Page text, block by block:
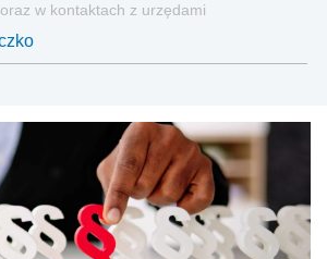
w kontaktach z urzędami